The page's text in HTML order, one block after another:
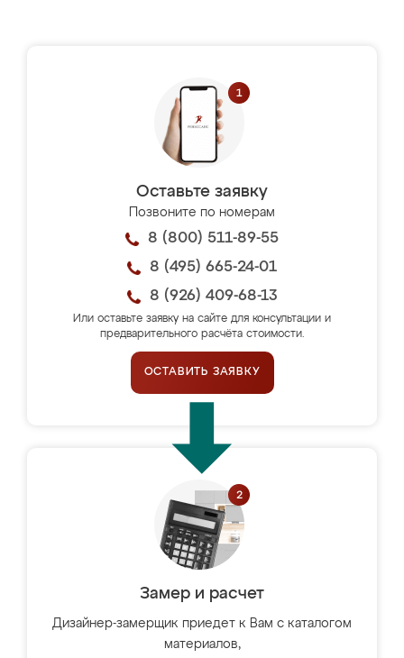
Оставьте заявку
Позвоните по номерам
8 (800) 511-89-55
8 (495) 665-24-01
8 (926) 409-68-13
Или оставьте заявку на сайте для консультации и
предварительного расчёта стоимости.
ОСТАВИТЬ ЗАЯВКУ
Замер и расчет
Дизайнер-замерщик приедет к Вам с каталогом
материалов,